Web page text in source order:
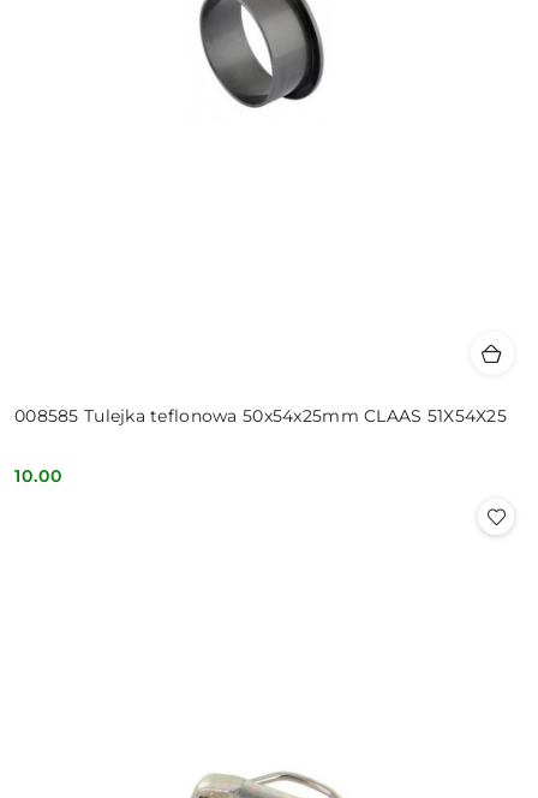
008585 Tulejka teflonowa 50x54x25mm CLAAS 51X54X25
Cena:
10.00